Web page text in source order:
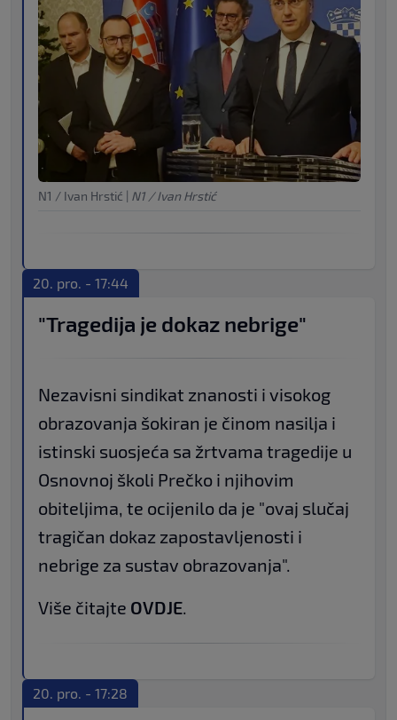
N1 / Ivan Hrstić | N1 / Ivan Hrstić
20. pro. - 17:44
"Tragedija je dokaz nebrige"
Nezavisni sindikat znanosti i visokog
obrazovanja šokiran je činom nasilja i
istinski suosjeća sa žrtvama tragedije u
Osnovnoj školi Prečko i njihovim
obiteljima, te ocijenilo da je "ovaj slučaj
tragičan dokaz zapostavljenosti i
nebrige za sustav obrazovanja".
Više čitajte OVDJE.
20. pro. - 17:28